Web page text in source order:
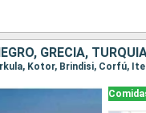
GRECIA,